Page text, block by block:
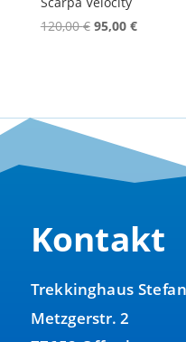
120,00€ Ursprünglicher
95,00 €Aktueller
Kontakt
Trekkinghaus
Metzgerstr. 2